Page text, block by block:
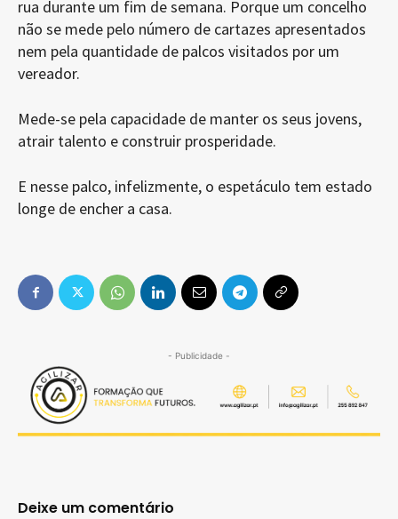
rua durante um fim de semana. Porque um concelho
não se mede pelo número de cartazes apresentados
nem pela quantidade de palcos visitados por um
vereador.
Mede-se pela capacidade de manter os seus jovens,
atrair talento e construir prosperidade.
E nesse palco, infelizmente, o espetáculo tem estado
longe de encher a casa.
- Publicidade -
Deixe um comentário